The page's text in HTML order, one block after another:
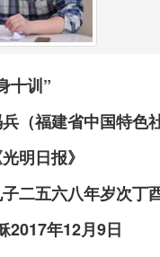
十训”
（福建省中国特色
明日报》
二五六八年岁次丁
年12月9日